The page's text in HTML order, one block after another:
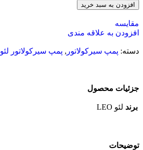
پمپ طبقاتی لئو
پمپ کف کش ابارا
پمپ کف کش لئو
افزودن به سبد خرید
مقایسه
افزودن به علاقه مندی
دسته: پمپ سیرکولاتور , پمپ سیرکولاتور لئو
جزئیات محصول
برند لئو LEO
توضیحات